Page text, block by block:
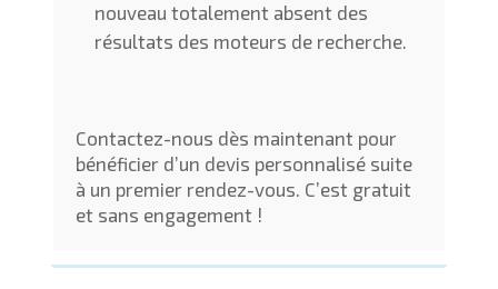
nouveau totalement absent des
résultats des moteurs de recherche.
Contactez-nous dès maintenant pour
bénéficier d’un devis personnalisé suite
à un premier rendez-vous. C’est gratuit
et sans engagement !